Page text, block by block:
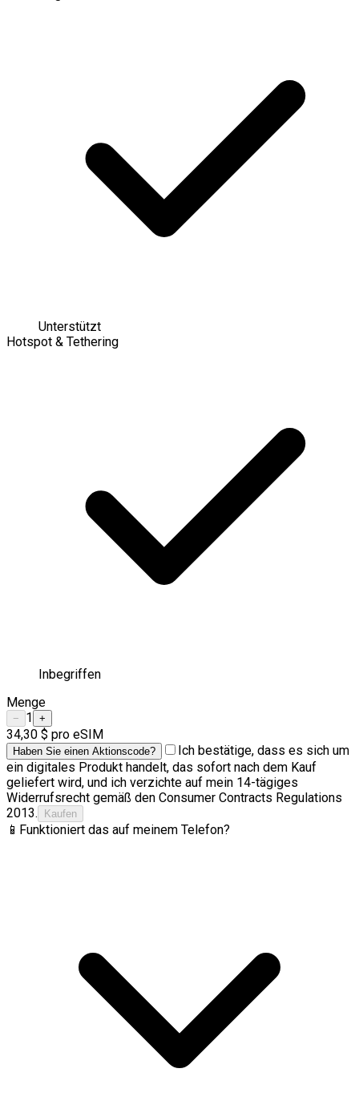
Unterstützt
Hotspot & Tethering
Inbegriffen
Menge
− 1 +
34,30 $ pro eSIM
Haben Sie einen Aktionscode?
Ich bestätige, dass es sich um
ein digitales Produkt handelt, das sofort nach dem Kauf
geliefert wird, und ich verzichte auf mein 14-tägiges
Widerrufsrecht gemäß den Consumer Contracts Regulations
2013.
Kaufen
📱 Funktioniert das auf meinem Telefon?